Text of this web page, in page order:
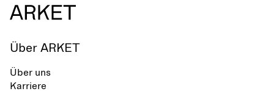
Über ARKET
Über uns
Karriere